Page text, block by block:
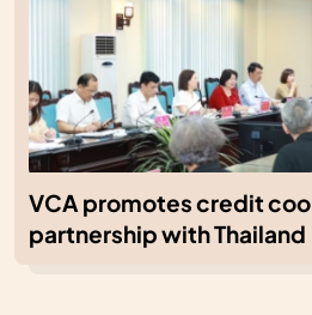
VCA promotes credit
partnership with Thailand